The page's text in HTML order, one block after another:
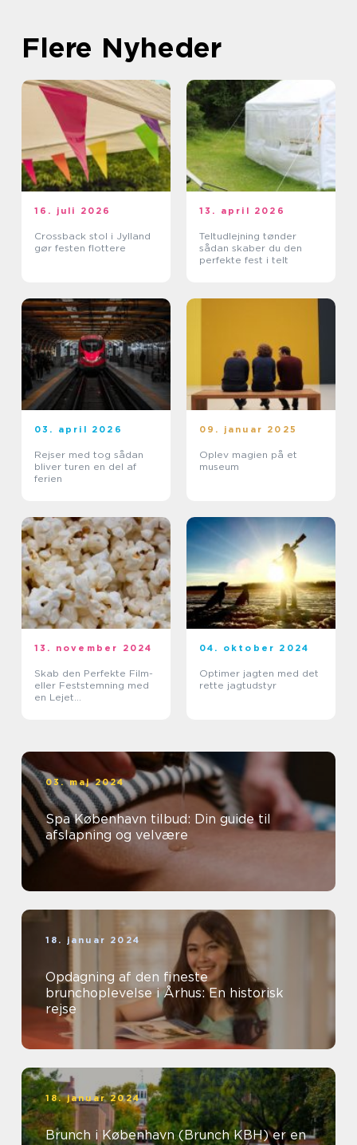
Flere Nyheder
16. juli 2026
Crossback stol i Jylland
gør festen flottere
13. april 2026
Teltudlejning tønder
sådan skaber du den
perfekte fest i telt
03. april 2026
Rejser med tog sådan
bliver turen en del af
ferien
09. januar 2025
Oplev magien på et
museum
13. november 2024
Skab den Perfekte Film-
eller Feststemning med
en Lejet
04. oktober 2024
Optimer jagten med det
rette jagtudstyr
03. maj 2024
Spa København tilbud: Din guide til
afslapning og velvære
18. januar 2024
Opdagning af den fineste
brunchoplevelse i Århus: En historisk
rejse
18. januar 2024
Brunch i København (Brunch KBH) er en